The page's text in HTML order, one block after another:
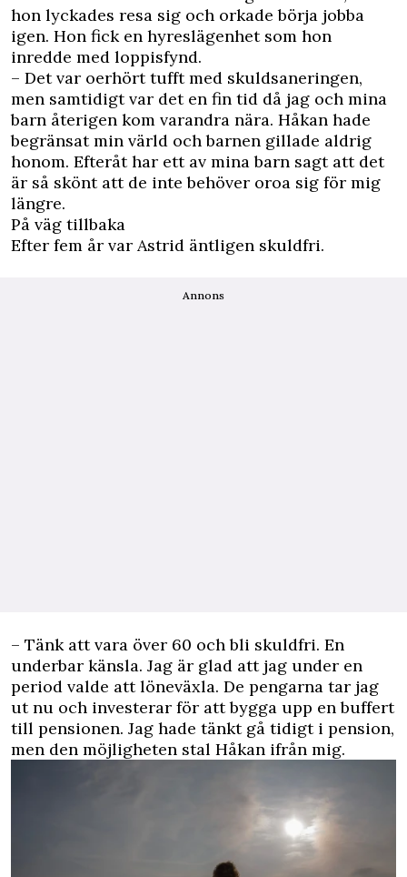
hon lyckades resa sig och orkade börja jobba
igen. Hon fick en hyreslägenhet som hon
inredde med loppisfynd.
– Det var oerhört tufft med skuldsaneringen,
men samtidigt var det en fin tid då jag och mina
barn återigen kom varandra nära. Håkan hade
begränsat min värld och barnen gillade aldrig
honom. Efteråt har ett av mina barn sagt att det
är så skönt att de inte behöver oroa sig för mig
längre.
På väg tillbaka
Efter fem år var Astrid äntligen skuldfri.
Annons
– Tänk att vara över 60 och bli skuldfri. En
underbar känsla. Jag är glad att jag under en
period valde att löneväxla. De pengarna tar jag
ut nu och investerar för att bygga upp en buffert
till pensionen. Jag hade tänkt gå tidigt i pension,
men den möjligheten stal Håkan ifrån mig.